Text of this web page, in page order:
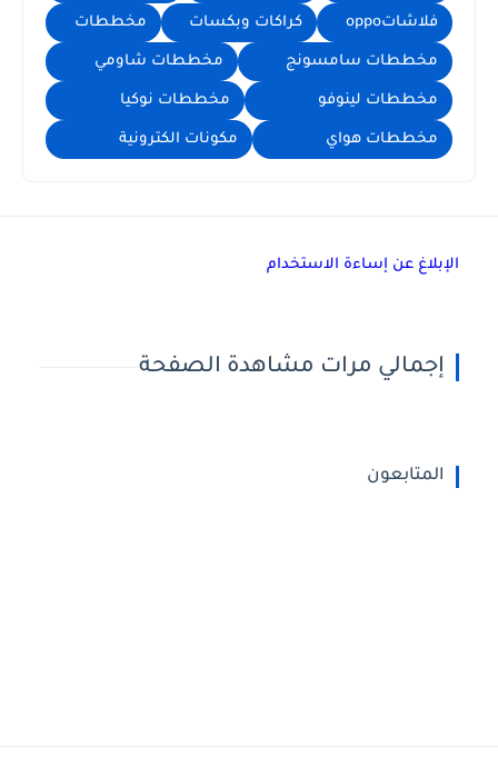
فلاشاتoppo كراكات وبكسات مخططات
مخططات سامسونج مخططات شاومي
مخططات لينوفو مخططات نوكيا
مخططات هواي مكونات الكترونية
الإبلاغ عن إساءة الاستخدام
إجمالي مرات مشاهدة الصفحة
المتابعون